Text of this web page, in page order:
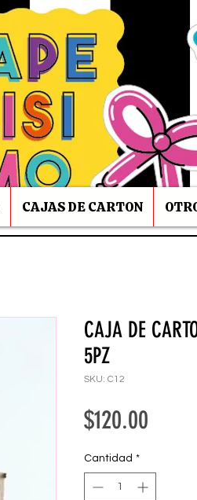
CAJAS DE CARTON
CAJA DE
5PZ
SKU: C12
$120.00
Cantidad *